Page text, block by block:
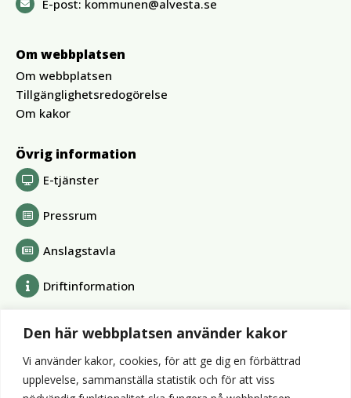
Den här webbplatsen använder kakor
Vi använder kakor, cookies, för att ge dig en förbättrad
upplevelse, sammanställa statistik och för att viss
E-post: kommunen@alvesta.se
Om webbplatsen
Om webbplatsen
Tillgänglighetsredogörelse
Om kakor
Övrig information
E-tjänster
Pressrum
Anslagstavla
Driftinformation
Bolag och förbund
Alvesta Renhållnings AB
Alvesta Energi AB
AllboHus Bostad AB